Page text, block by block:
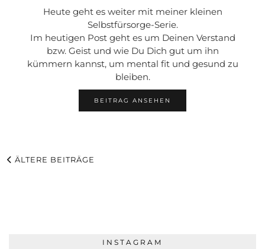
Heute geht es weiter mit meiner kleinen
Selbstfürsorge-Serie.
Im heutigen Post geht es um Deinen Verstand
bzw. Geist und wie Du Dich gut um ihn
kümmern kannst, um mental fit und gesund zu
bleiben.
BEITRAG ANSEHEN
ÄLTERE BEITRÄGE
INSTAGRAM